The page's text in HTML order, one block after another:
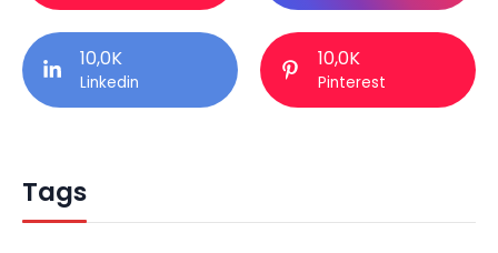
10,0K
Linkedin
10,0K
Pinterest
Tags